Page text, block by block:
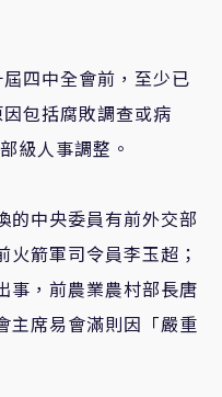
四中全會前，至少已
包括腐敗調查或病
級人事調整。
的中央委員有前外交部
箭軍司令員李玉超；
事，前農業農村部長唐
主席易會滿則因「嚴重